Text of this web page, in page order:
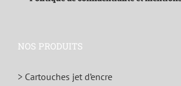
NOS PRODUITS
> Cartouches jet d’encre